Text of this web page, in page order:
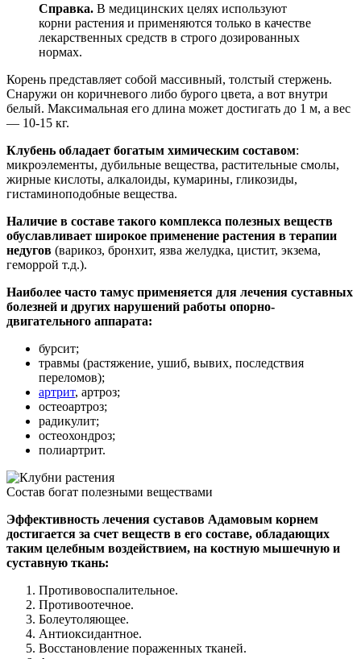
Справка. В медицинских целях используют
корни растения и применяются только в качестве
лекарственных средств в строго дозированных
нормах.
Корень представляет собой массивный, толстый стержень.
Снаружи он коричневого либо бурого цвета, а вот внутри
белый. Максимальная его длина может достигать до 1 м, а вес
— 10-15 кг.
Клубень обладает богатым химическим составом:
микроэлементы, дубильные вещества, растительные смолы,
жирные кислоты, алкалоиды, кумарины, гликозиды,
гистаминоподобные вещества.
Наличие в составе такого комплекса полезных веществ
обуславливает широкое применение растения в терапии
недугов (варикоз, бронхит, язва желудка, цистит, экзема,
геморрой т.д.).
Наиболее часто тамус применяется для лечения суставных
болезней и других нарушений работы опорно-
двигательного аппарата:
бурсит;
травмы (растяжение, ушиб, вывих, последствия
переломов);
артрит, артроз;
остеоартроз;
радикулит;
остеохондроз;
полиартрит.
Состав богат полезными веществами
Эффективность лечения суставов Адамовым корнем
достигается за счет веществ в его составе, обладающих
таким целебным воздействием, на костную мышечную и
суставную ткань:
Противовоспалительное.
Противоотечное.
Болеутоляющее.
Антиоксидантное.
Восстановление пораженных тканей.